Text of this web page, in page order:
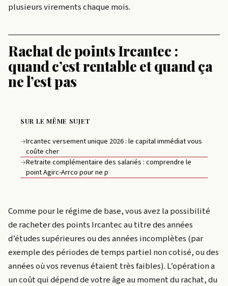
plusieurs virements chaque mois.
Rachat de points Ircantec :
quand c’est rentable et quand ça
ne l’est pas
SUR LE MÊME SUJET
→Ircantec versement unique 2026 : le capital immédiat vous
coûte cher
→Retraite complémentaire des salariés : comprendre le
point Agirc-Arrco pour ne p
Comme pour le régime de base, vous avez la possibilité
de racheter des points Ircantec au titre des années
d’études supérieures ou des années incomplètes (par
exemple des périodes de temps partiel non cotisé, ou des
années où vos revenus étaient très faibles). L’opération a
un coût qui dépend de votre âge au moment du rachat, du